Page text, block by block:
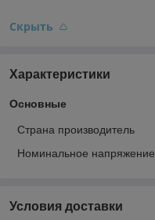
Скрыть
Характеристики
Основные
Страна производитель
Номинальное напряжение
Условия доставки